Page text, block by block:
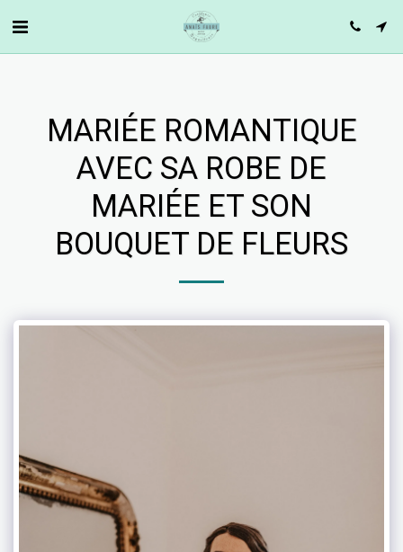
MARIÉE ROMANTIQUE
AVEC SA ROBE DE
MARIÉE ET SON
BOUQUET DE FLEURS